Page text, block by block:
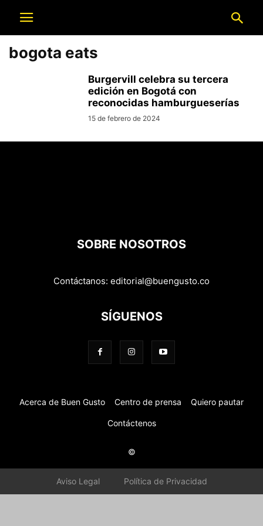
bogota eats
Burgervill celebra su tercera
edición en Bogotá con
reconocidas hamburgueserías
15 de febrero de 2024
SOBRE NOSOTROS
Contáctanos: editorial@buengusto.co
SÍGUENOS
Acerca de Buen Gusto Centro de prensa Quiero pautar
Contáctenos
©
Aviso Legal Política de Privacidad